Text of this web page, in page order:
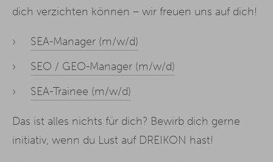
dich verzichten können – wir freuen uns auf dich!
SEA-Manager (m/w/d)
SEO / GEO-Manager (m/w/d)
SEA-Trainee (m/w/d)
Das ist alles nichts für dich? Bewirb dich gerne
initiativ, wenn du Lust auf DREIKON hast!